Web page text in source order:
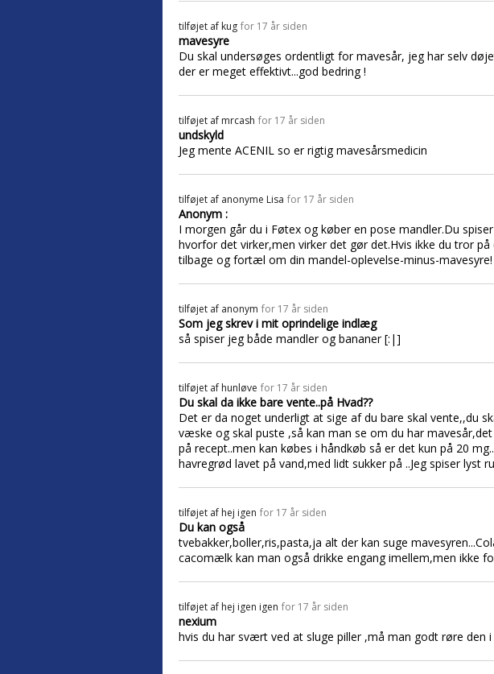
tilføjet af kug for 17 år siden
mavesyre
Du skal undersøges ordentligt for mavesår, jeg har selv
der er meget effektivt...god bedring !
tilføjet af mrcash for 17 år siden
undskyld
Jeg mente ACENIL so er rigtig mavesårsmedicin
tilføjet af anonyme Lisa for 17 år siden
Anonym :
I morgen går du i Føtex og køber en pose mandler.Du
hvorfor det virker,men virker det gør det.Hvis ikke du tror
tilbage og fortæl om din mandel-oplevelse-minus-
tilføjet af anonym for 17 år siden
Som jeg skrev i mit oprindelige indlæg
så spiser jeg både mandler og bananer [:|]
tilføjet af hunløve for 17 år siden
Du skal da ikke bare vente..på Hvad??
Det er da noget underligt at sige af du bare skal vente,,du
væske og skal puste ,så kan man se om du har
på recept..men kan købes i håndkøb så er det kun på 20
havregrød lavet på vand,med lidt sukker på ..Jeg spiser lyst
tilføjet af hej igen for 17 år siden
Du kan også
tvebakker,boller,ris,pasta,ja alt der kan suge
cacomælk kan man også drikke engang imellem,men ikke
tilføjet af hej igen igen for 17 år siden
nexium
hvis du har svært ved at sluge piller ,må man godt røre den i